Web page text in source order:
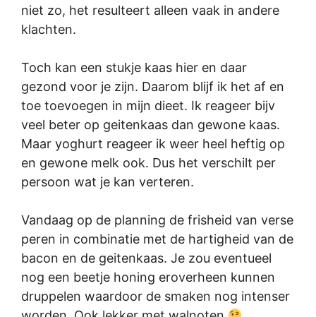
niet zo, het resulteert alleen vaak in andere
klachten.
Toch kan een stukje kaas hier en daar
gezond voor je zijn. Daarom blijf ik het af en
toe toevoegen in mijn dieet. Ik reageer bijv
veel beter op geitenkaas dan gewone kaas.
Maar yoghurt reageer ik weer heel heftig op
en gewone melk ook. Dus het verschilt per
persoon wat je kan verteren.
Vandaag op de planning de frisheid van verse
peren in combinatie met de hartigheid van de
bacon en de geitenkaas. Je zou eventueel
nog een beetje honing eroverheen kunnen
druppelen waardoor de smaken nog intenser